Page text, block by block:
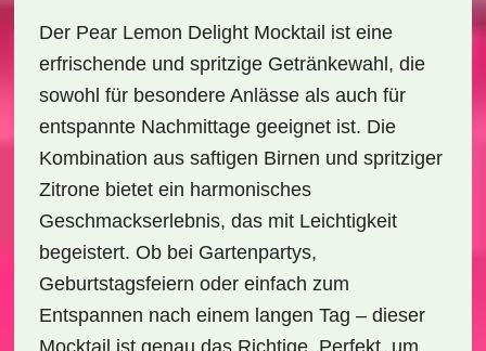
Der Pear Lemon Delight Mocktail ist eine
erfrischende und spritzige Getränkewahl, die
sowohl für besondere Anlässe als auch für
entspannte Nachmittage geeignet ist. Die
Kombination aus saftigen Birnen und spritziger
Zitrone bietet ein harmonisches
Geschmackserlebnis, das mit Leichtigkeit
begeistert. Ob bei Gartenpartys,
Geburtstagsfeiern oder einfach zum
Entspannen nach einem langen Tag – dieser
Mocktail ist genau das Richtige. Perfekt, um